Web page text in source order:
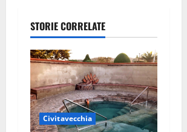
o
n
e
a
r
STORIE CORRELATE
Civitavecchia